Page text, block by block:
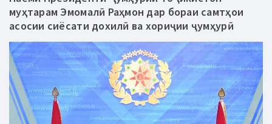
муҳтарам Эмомалӣ Раҳмон дар бораи самтҳои
асосии сиёсати дохилӣ ва хориҷии ҷумҳурӣ